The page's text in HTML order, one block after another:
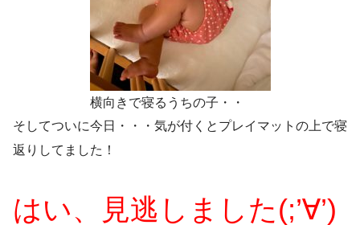
横向きで寝るうちの子・・
そしてついに今日・・・気が付くとプレイマットの上で寝
返りしてました！
はい、見逃しました(;’∀’)